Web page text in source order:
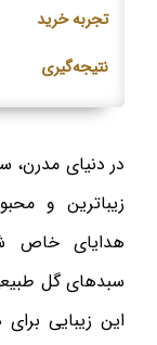
تجربه خرید
نتیجه‌گیری
در دنیای
زیباترین و
هدایای خاص
سبدهای گل
این زیبایی